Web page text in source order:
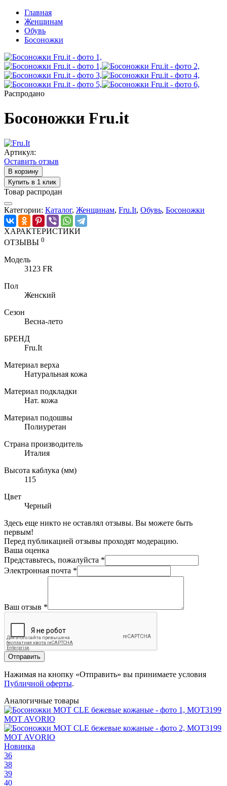
Главная
Женщинам
Обувь
Босоножки
Распродано
Босоножки Fru.it
Артикул:
Оставить отзыв
В корзину
Купить в 1 клик
Товар распродан
Категории: Каталог, Женщинам, Fru.It, Обувь, Босоножки
ХАРАКТЕРИСТИКИ
ОТЗЫВЫ 0
Модель
3123 FR
Пол
Женский
Сезон
Весна-лето
БРЕНД
Fru.It
Материал верха
Натуральная кожа
Материал подкладки
Нат. кожа
Материал подошвы
Полиуретан
Страна производитель
Италия
Высота каблука (мм)
115
Цвет
Черный
Здесь еще никто не оставлял отзывы. Вы можете быть
первым!
Перед публикацией отзывы проходят модерацию.
Ваша оценка
Представьтесь, пожалуйста *
Электронная почта *
Ваш отзыв *
Отправить
Нажимая на кнопку «Отправить» вы принимаете условия
Публичной оферты.
Аналогичные товары
Новинка
36
38
39
40